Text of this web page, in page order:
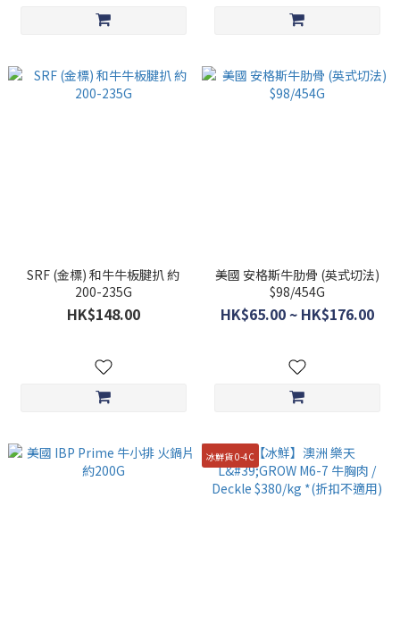
SRF (金標) 和牛牛板腱扒 約
200-235G
HK$148.00
美國 安格斯牛肋骨 (英式切法)
$98/454G
HK$65.00 ~ HK$176.00
冰鮮貨 0-4C